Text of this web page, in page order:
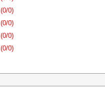
(0/0)
(0/0)
(0/0)
(0/0)